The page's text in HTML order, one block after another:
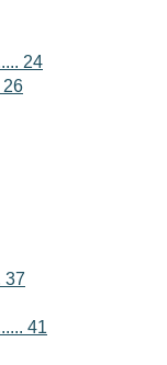
24
26
37
41